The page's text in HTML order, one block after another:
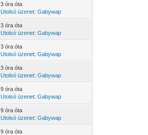
3 óra óta
Utolsó üzenet:Gabywap
3 óra óta
Utolsó üzenet:Gabywap
3 óra óta
Utolsó üzenet:Gabywap
3 óra óta
Utolsó üzenet:Gabywap
9 óra óta
Utolsó üzenet:Gabywap
9 óra óta
Utolsó üzenet:Gabywap
9 óra óta